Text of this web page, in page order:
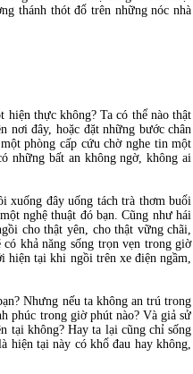
thánh thót đổ trên những nóc nhà
thực không? Ta có thể nào thật
nơi đây, hoặc đặt những bước chân
phòng cấp cứu chờ nghe tin một
những bất an không ngờ, không ai
đây uống tách trà thơm buổi
nghệ thuật đó bạn. Cũng như hái
cho thật yên, cho thật vững chãi,
khả năng sống trọn vẹn trong giờ
hiện tại khi ngồi trên xe điện ngầm,
Nhưng nếu ta không an trú trong
phúc trong giờ phút nào? Và giả sử
tại không? Hay ta lại cũng chỉ sống
hiện tại này có khổ đau hay không,